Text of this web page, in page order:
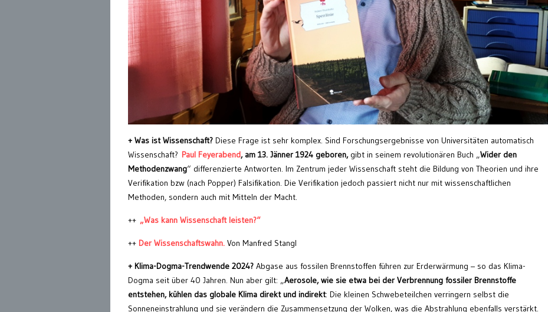
+ Was ist Wissenschaft? Diese Frage ist sehr komplex. Sind Forschungsergebnisse von Universitäten automatisch
Wissenschaft? Paul Feyerabend, am 13. Jänner 1924 geboren,gibt in seinem revolutionären Buch „Wider den
Methodenzwang“ differenzierte Antworten. Im Zentrum jeder Wissenschaft steht die Bildung von Theorien und ihre
Verifikation bzw (nach Popper) Falsifikation. Die Verifikation jedoch passiert nicht nur mit wissenschaftlichen
Methoden, sondern auch mit Mitteln der Macht.
++ „Was kann Wissenschaft leisten?“
++ Der Wissenschaftswahn. Von Manfred Stangl
+ Klima-Dogma-Trendwende 2024? Abgase aus fossilen Brennstoffen führen zur Erderwärmung – so das Klima-
Dogma seit über 40 Jahren. Nun aber gilt: „Aerosole, wie sie etwa bei der Verbrennung fossiler Brennstoffe
entstehen, kühlen das globale Klima direkt und indirekt: Die kleinen Schwebeteilchen verringern selbst die
Sonneneinstrahlung und sie verändern die Zusammensetzung der Wolken, was die Abstrahlung ebenfalls verstärkt.